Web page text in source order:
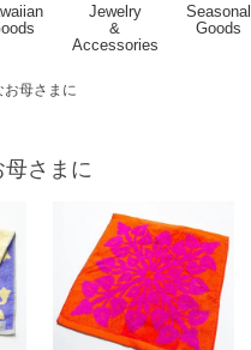
Jewelry
&
Accessories
Seasonal
Goods
母さまに
さまに